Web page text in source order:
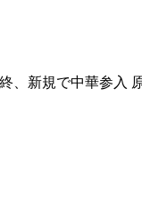
、新規で中華参